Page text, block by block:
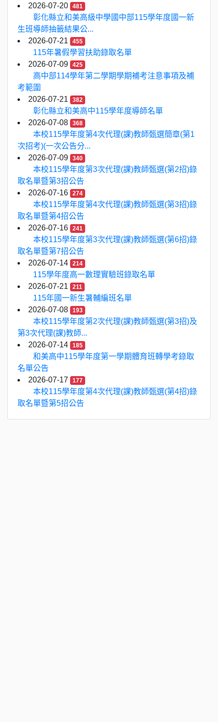
2026-07-20 481
彰化縣立和美高級中學國中部115學年度國一新
生班導師抽籤結果公...
2026-07-21
455
115年暑假學習扶助錄取名單
2026-07-09
425
高中部114學年第二學期學期補考注意事項及補
考範圍
2026-07-21
382
彰化縣立和美高中115學年度導師名單
2026-07-08
368
本校115學年度第4次代理(課)教師甄選簡章(第1
次招考)(一次公告分...
2026-07-09
340
本校115學年度第3次代理(課)教師甄選(第2招)錄
取名單暨第3招公告
2026-07-16
274
本校115學年度第4次代理(課)教師甄選(第3招)錄
取名單暨第4招公告
2026-07-16
241
本校115學年度第3次代理(課)教師甄選(第6招)錄
取名單暨第7招公告
2026-07-14
214
115學年度高一數理實驗班錄取名單
2026-07-21
211
115年國一新生暑輔編班名單
2026-07-08
193
本校115學年度第2次代理(課)教師甄選(第3招)及
第3次代理(課)教師...
2026-07-14
185
和美高中115學年度第一學期體育班轉學考錄取
名單公告
2026-07-17
177
本校115學年度第4次代理(課)教師甄選(第4招)錄
取名單暨第5招公告